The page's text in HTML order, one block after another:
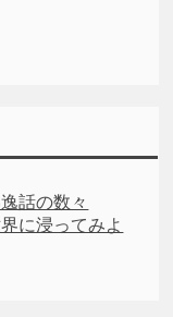
話の数々
に浸ってみよ